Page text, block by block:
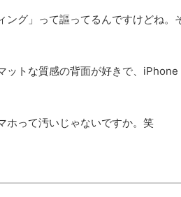
ング」って謳ってるんですけどね。
ットな質感の背面が好きで、
ホって汚いじゃないですか。笑